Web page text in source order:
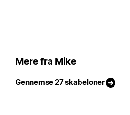
Mere fra Mike
Gennemse 27 skabeloner